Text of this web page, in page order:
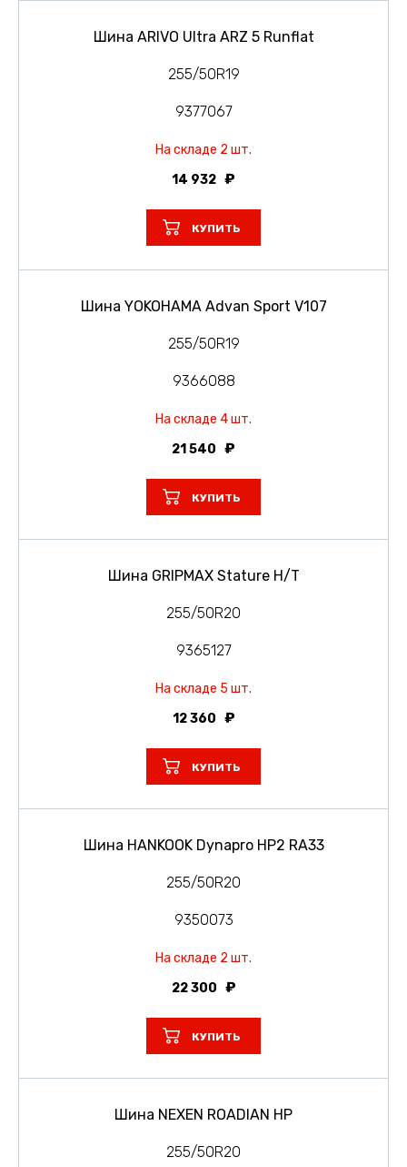
Шина ARIVO Ultra ARZ 5 Runflat
255/50R19
9377067
На складе 2 шт.
14 932
КУПИТЬ
Шина YOKOHAMA Advan Sport V107
255/50R19
9366088
На складе 4 шт.
21 540
КУПИТЬ
Шина GRIPMAX Stature H/T
255/50R20
9365127
На складе 5 шт.
12 360
КУПИТЬ
Шина HANKOOK Dynapro HP2 RA33
255/50R20
9350073
На складе 2 шт.
22 300
КУПИТЬ
Шина NEXEN ROADIAN HP
255/50R20